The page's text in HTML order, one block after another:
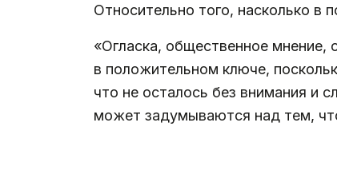
Относительно того, насколько в
«Огласка, общественное мнение,
в положительном ключе,
что не осталось без внимания и
может задумываются над тем,